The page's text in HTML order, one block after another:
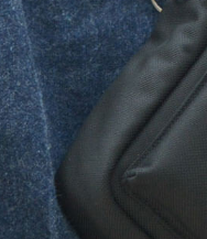
＜PC／タブレットケース